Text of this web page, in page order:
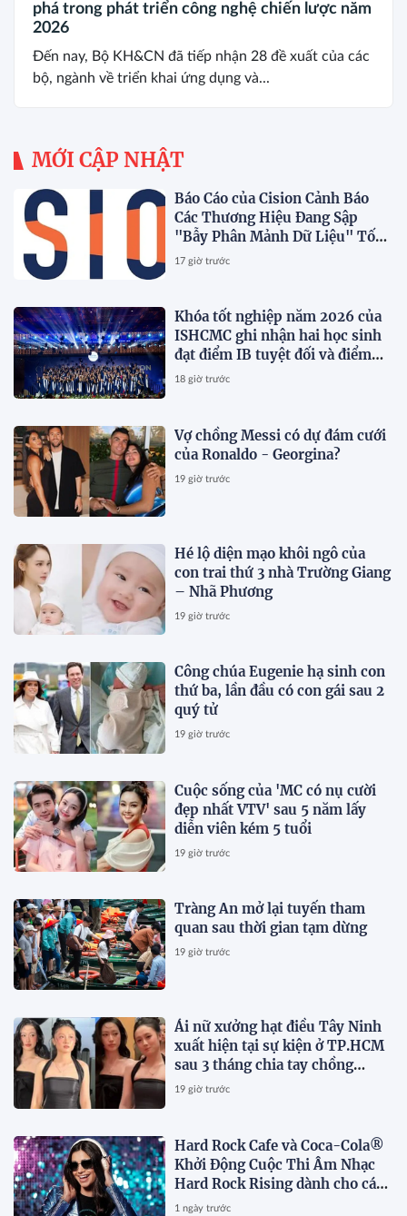
phá trong phát triển công nghệ chiến lược năm
2026
Đến nay, Bộ KH&CN đã tiếp nhận 28 đề xuất của các
bộ, ngành về triển khai ứng dụng và...
MỚI CẬP NHẬT
Báo Cáo của Cision Cảnh Báo
Các Thương Hiệu Đang Sập
"Bẫy Phân Mảnh Dữ Liệu" Tốn
Kém
17 giờ trước
Khóa tốt nghiệp năm 2026 của
ISHCMC ghi nhận hai học sinh
đạt điểm IB tuyệt đối và điểm
trung bình toàn khóa đạt 34,5
18 giờ trước
Vợ chồng Messi có dự đám cưới
của Ronaldo - Georgina?
19 giờ trước
Hé lộ diện mạo khôi ngô của
con trai thứ 3 nhà Trường Giang
– Nhã Phương
19 giờ trước
Công chúa Eugenie hạ sinh con
thứ ba, lần đầu có con gái sau 2
quý tử
19 giờ trước
Cuộc sống của 'MC có nụ cười
đẹp nhất VTV' sau 5 năm lấy
diễn viên kém 5 tuổi
19 giờ trước
Tràng An mở lại tuyến tham
quan sau thời gian tạm dừng
19 giờ trước
Ái nữ xưởng hạt điều Tây Ninh
xuất hiện tại sự kiện ở TP.HCM
sau 3 tháng chia tay chồng
Campuchia
19 giờ trước
Hard Rock Cafe và Coca-Cola®
Khởi Động Cuộc Thi Âm Nhạc
Hard Rock Rising dành cho các
Nghệ Sĩ Trẻ Triển Vọng
1 ngày trước